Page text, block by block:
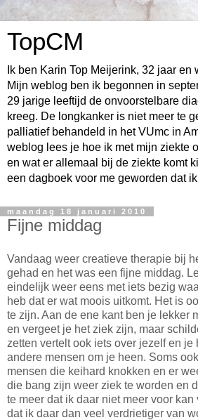
TopCM
Ik ben Karin Top Meijerink, 32 jaar en
Mijn weblog ben ik begonnen in
29 jarige leeftijd de onvoorstelbare
kreeg. De longkanker is niet meer te
palliatief behandeld in het VUmc in
weblog lees je hoe ik met mijn ziekte
en wat er allemaal bij de ziekte komt
een dagboek voor me geworden dat
maandag 18 januari 2010
Fijne middag
Vandaag weer creatieve therapie bij
gehad en het was een fijne middag.
eindelijk weer eens met iets bezig
heb dat er wat moois uitkomt. Het is
te zijn. Aan de ene kant ben je lekker
en vergeet je het ziek zijn, maar
zetten vertelt ook iets over jezelf en je
andere mensen om je heen. Soms
mensen die keihard knokken en er
die bang zijn weer ziek te worden en
te meer dat ik daar niet meer voor
dat ik daar dan veel verdrietiger van